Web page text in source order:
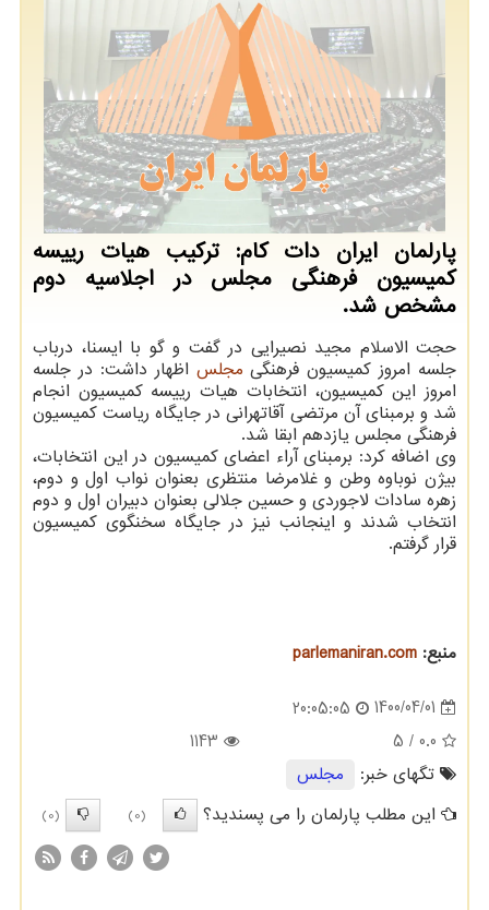
پارلمان ایران دات کام: ترکیب هیات رییسه
کمیسیون فرهنگی مجلس در اجلاسیه دوم
مشخص شد.
حجت الاسلام مجید نصیرایی در گفت و گو با ایسنا، درباب
جلسه امروز کمیسیون فرهنگی مجلس اظهار داشت: در جلسه
امروز این کمیسیون، انتخابات هیات رییسه کمیسیون انجام
شد و برمبنای آن مرتضی آقاتهرانی در جایگاه ریاست کمیسیون
فرهنگی مجلس یازدهم ابقا شد.
وی اضافه کرد: برمبنای آراء اعضای کمیسیون در این انتخابات،
بیژن نوباوه وطن و غلامرضا منتظری بعنوان نواب اول و دوم،
زهره سادات لاجوردی و حسین جلالی بعنوان دبیران اول و دوم
انتخاب شدند و اینجانب نیز در جایگاه سخنگوی کمیسیون
قرار گرفتم.
منبع: parlemaniran.com
1400/04/01
20:05:05
0.0
/ 5
1143
تگهای خبر:
مجلس
این مطلب پارلمان را می پسندید؟
(0)
(0)